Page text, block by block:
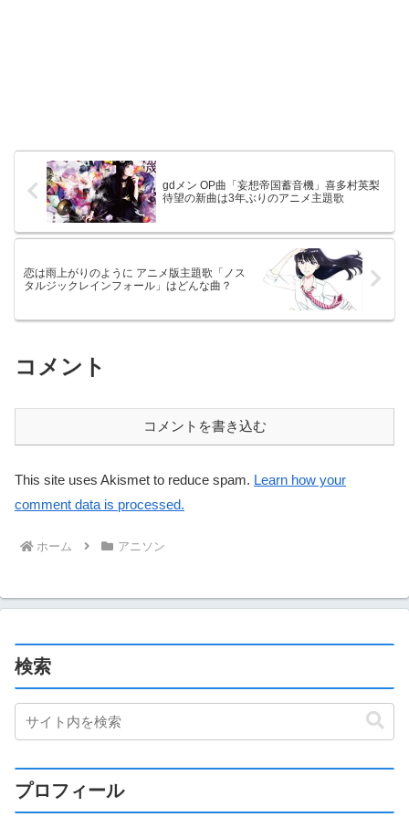
gdメン OP曲「妄想帝国蓄音機」喜多村英梨
待望の新曲は3年ぶりのアニメ主題歌
恋は雨上がりのように アニメ版主題歌「ノス
タルジックレインフォール」はどんな曲？
コメント
コメントを書き込む
This site uses Akismet to reduce spam. Learn how your
comment data is processed.
ホーム アニソン
検索
プロフィール